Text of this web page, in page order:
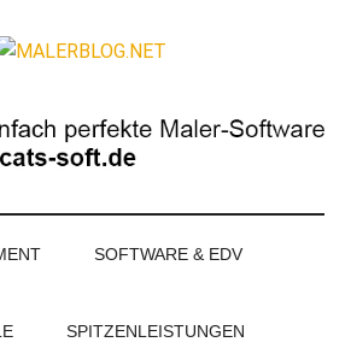
SOFTWARE & EDV
SPITZENLEISTUNGEN